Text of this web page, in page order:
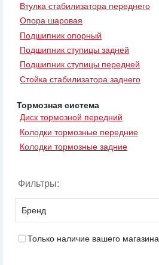
Втулка стабилизатора переднего
Опора шаровая
Подшипник опорный
Подшипник ступицы задней
Подшипник ступицы передней
Стойка стабилизатора заднего
Тормозная система
Диск тормозной передний
Колодки тормозные передние
Колодки тормозные задние
Фильтры:
Бренд
Только наличие вашего магазина